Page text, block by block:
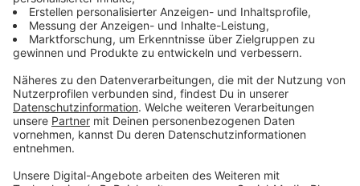
Neue Definition von "Hotspots"
Anzeige
Alles, was über 200 Neu-Infektionen pro 100.000
Einwohnern in einer Woche liegt gilt fortan als Extrem-
Hotspot - so hat es NRW-Ministerpräsident Laschet
besonders harte Maßnahmen. Überraschenderweise